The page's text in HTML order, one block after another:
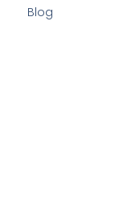
Blog